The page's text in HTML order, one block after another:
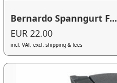
Bernardo Spanngurt F...
EUR 22.00
incl. VAT, excl. shipping & fees